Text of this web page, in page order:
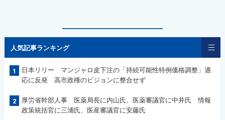
人気記事ランキング
1
日本リリー マンジャロ皮下注の「持続可能性特例価格調整」適
応に反発 高市政権のビジョンに整合せず
2
厚労省幹部人事 医薬局長に内山氏、医薬審議官に中井氏 情報
政策統括官に三浦氏、医産審議官に安藤氏